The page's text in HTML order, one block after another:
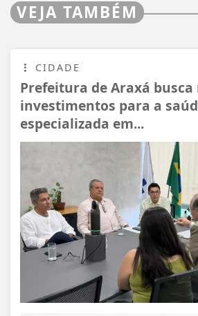
VEJA TAMBÉM
CIDADE
Prefeitura de Araxá busca
investimentos para a
especializada em...